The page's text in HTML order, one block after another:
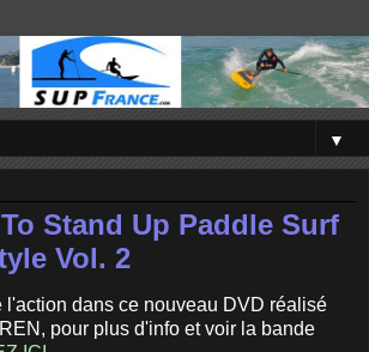
▼
Stand Up Paddle Surf
Vol. 2
l'action dans ce nouveau DVD réalisé
pour plus d'info et voir la bande